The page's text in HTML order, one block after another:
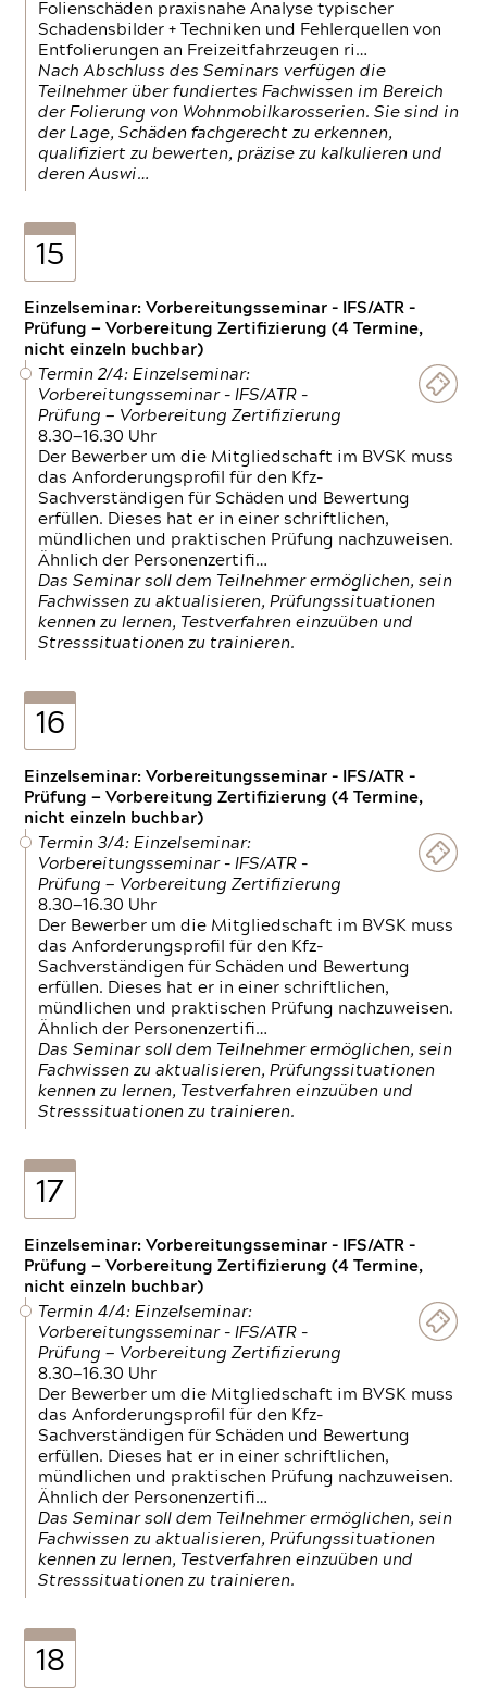
Folienschäden praxisnahe Analyse typischer
Schadensbilder + Techniken und Fehlerquellen von
Entfolierungen an Freizeitfahrzeugen ri…
Nach Abschluss des Seminars verfügen die
Teilnehmer über fundiertes Fachwissen im Bereich
der Folierung von Wohnmobilkarosserien. Sie sind in
der Lage, Schäden fachgerecht zu erkennen,
qualifiziert zu bewerten, präzise zu kalkulieren und
deren Auswi…
15
Einzelseminar: Vorbereitungsseminar - IFS/ATR -
Prüfung — Vorbereitung Zertifizierung (4 Termine,
nicht einzeln buchbar)
Termin 2/4: Einzelseminar:
Vorbereitungsseminar - IFS/ATR -
Prüfung — Vorbereitung Zertifizierung
8.30—16.30 Uhr
Der Bewerber um die Mitgliedschaft im BVSK muss
das Anforderungsprofil für den Kfz-
Sachverständigen für Schäden und Bewertung
erfüllen. Dieses hat er in einer schriftlichen,
mündlichen und praktischen Prüfung nachzuweisen.
Ähnlich der Personenzertifi…
Das Seminar soll dem Teilnehmer ermöglichen, sein
Fachwissen zu aktualisieren, Prüfungssituationen
kennen zu lernen, Testverfahren einzuüben und
Stresssituationen zu trainieren.
16
Einzelseminar: Vorbereitungsseminar - IFS/ATR -
Prüfung — Vorbereitung Zertifizierung (4 Termine,
nicht einzeln buchbar)
Termin 3/4: Einzelseminar:
Vorbereitungsseminar - IFS/ATR -
Prüfung — Vorbereitung Zertifizierung
8.30—16.30 Uhr
Der Bewerber um die Mitgliedschaft im BVSK muss
das Anforderungsprofil für den Kfz-
Sachverständigen für Schäden und Bewertung
erfüllen. Dieses hat er in einer schriftlichen,
mündlichen und praktischen Prüfung nachzuweisen.
Ähnlich der Personenzertifi…
Das Seminar soll dem Teilnehmer ermöglichen, sein
Fachwissen zu aktualisieren, Prüfungssituationen
kennen zu lernen, Testverfahren einzuüben und
Stresssituationen zu trainieren.
17
Einzelseminar: Vorbereitungsseminar - IFS/ATR -
Prüfung — Vorbereitung Zertifizierung (4 Termine,
nicht einzeln buchbar)
Termin 4/4: Einzelseminar:
Vorbereitungsseminar - IFS/ATR -
Prüfung — Vorbereitung Zertifizierung
8.30—16.30 Uhr
Der Bewerber um die Mitgliedschaft im BVSK muss
das Anforderungsprofil für den Kfz-
Sachverständigen für Schäden und Bewertung
erfüllen. Dieses hat er in einer schriftlichen,
mündlichen und praktischen Prüfung nachzuweisen.
Ähnlich der Personenzertifi…
Das Seminar soll dem Teilnehmer ermöglichen, sein
Fachwissen zu aktualisieren, Prüfungssituationen
kennen zu lernen, Testverfahren einzuüben und
Stresssituationen zu trainieren.
18